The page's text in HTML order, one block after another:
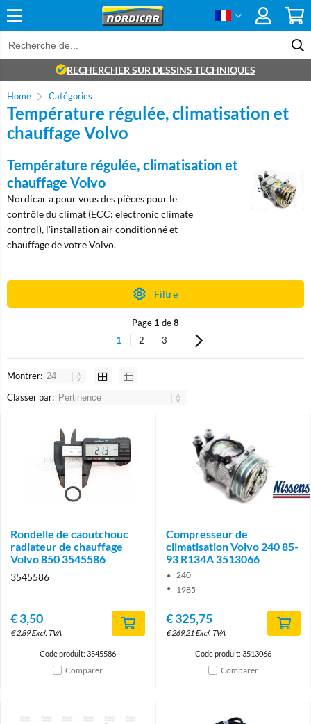
RECHERCHER SUR DESSINS TECHNIQUES
Home Catégories
Température régulée, climatisation et
chauffage Volvo
Température régulée, climatisation et
chauffage Volvo
Nordicar a pour vous des pièces pour le
contrôle du climat (ECC: electronic climate
control), l'installation air conditionné et
chauffage de votre Volvo.
Filtre
Page 1 de8
1 2 3
Montrer:
Classer par:
Rondelle de caoutchouc
radiateur de chauffage
Volvo 850 3545586
3545586
€3,50
€2,89 Excl. TVA
Code produit: 3545586
Comparer
Brand
Compresseur de
climatisation Volvo 240 85-
93 R134A 3513066
240
1985-
€325,75
€269,21 Excl. TVA
Code produit: 3513066
Comparer